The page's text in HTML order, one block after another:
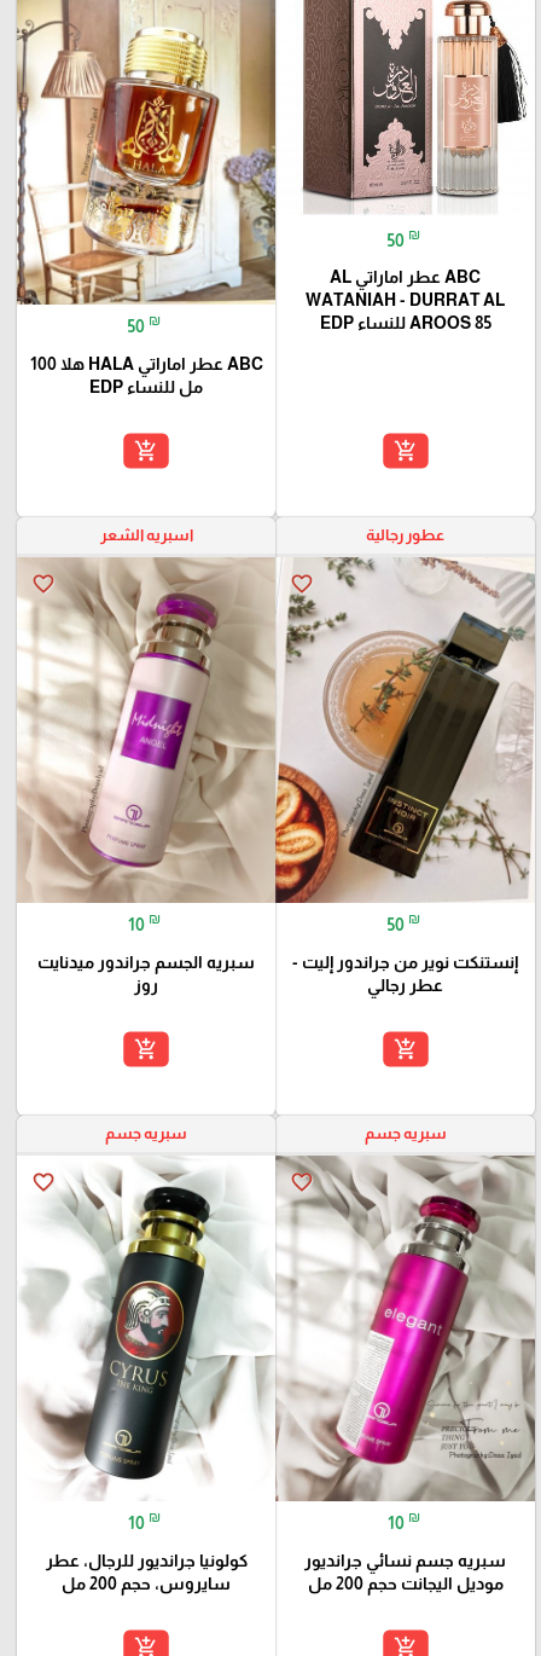
50 ₪
ABC عطر اماراتي AL
WATANIAH - DURRAT AL
AROOS 85 للنساء EDP
add_shopping_cart
50 ₪
ABC عطر اماراتي HALA هلا 100
مل للنساء EDP
add_shopping_cart
عطور رجالية
favorite_border
50 ₪
إنستنكت نوير من جراندور إليت -
عطر رجالي
add_shopping_cart
اسبريه الشعر
favorite_border
10 ₪
سبريه الجسم جراندور ميدنايت
روز
add_shopping_cart
سبريه جسم
favorite_border
10 ₪
سبريه جسم نسائي جرانديور
موديل اليجانت حجم 200 مل
add_shopping_cart
سبريه جسم
favorite_border
10 ₪
كولونيا جرانديور للرجال، عطر
سايروس، حجم 200 مل
add_shopping_cart